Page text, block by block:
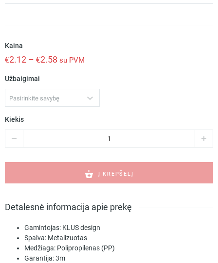
Kaina
€2.12 – €2.58 su PVM
Užbaigimai
Pasirinkite savybę
Kiekis
K
led
užbaigimo
C24115L01
Į KREPŠELĮ
Detalesnė informacija apie prekę
Gamintojas: KLUS design
Spalva: Metalizuotas
Medžiaga: Polipropilenas (PP)
Garantija:3m